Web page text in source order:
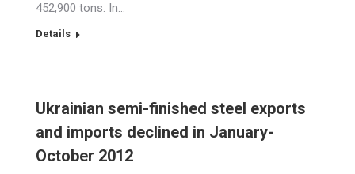
452,900 tons. In…
Details
Ukrainian semi-finished steel exports
and imports declined in January-
October 2012